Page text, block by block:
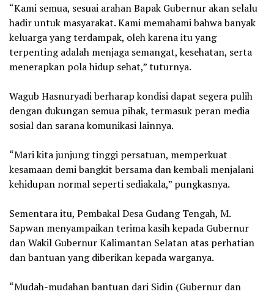
‎“Kami semua, sesuai arahan Bapak Gubernur akan selalu
hadir untuk masyarakat. Kami memahami bahwa banyak
keluarga yang terdampak, oleh karena itu yang
terpenting adalah menjaga semangat, kesehatan, serta
menerapkan pola hidup sehat,” tuturnya.
‎Wagub Hasnuryadi berharap kondisi dapat segera pulih
dengan dukungan semua pihak, termasuk peran media
sosial dan sarana komunikasi lainnya.
‎“Mari kita junjung tinggi persatuan, memperkuat
kesamaan demi bangkit bersama dan kembali menjalani
kehidupan normal seperti sediakala,” pungkasnya.
‎Sementara itu, Pembakal Desa Gudang Tengah, M.
Sapwan menyampaikan terima kasih kepada Gubernur
dan Wakil Gubernur Kalimantan Selatan atas perhatian
dan bantuan yang diberikan kepada warganya.
‎“Mudah-mudahan bantuan dari Sidin (Gubernur dan